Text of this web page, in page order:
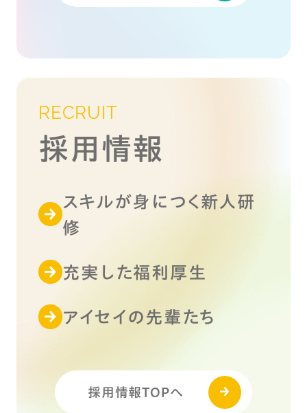
RECRUIT
採用情報
スキルが身につく新人研
修
充実した福利厚生
アイセイの先輩たち
採用情報TOPへ